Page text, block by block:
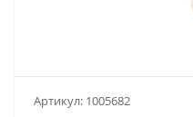
Артикул: 1005682